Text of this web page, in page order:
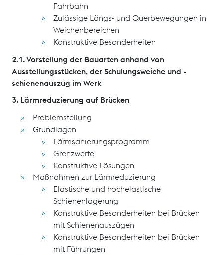
Fahrbahn
Zulässige Längs- und Querbewegungen in
Weichenbereichen
Konstruktive Besonderheiten
2.1. Vorstellung der Bauarten anhand von
Ausstellungsstücken, der Schulungsweiche und -
schienenauszug im Werk
3. Lärmreduzierung auf Brücken
Problemstellung
Grundlagen
Lärmsanierungsprogramm
Grenzwerte
Konstruktive Lösungen
Maßnahmen zur Lärmreduzierung
Elastische und hochelastische
Schienenlagerung
Konstruktive Besonderheiten bei Brücken
mit Schienenauszügen
Konstruktive Besonderheiten bei Brücken
mit Führungen